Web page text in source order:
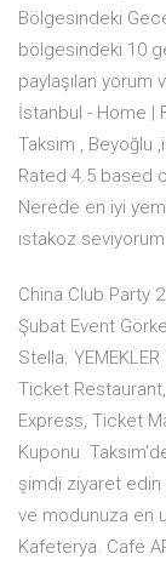
Bölgesindeki
bölgesindeki 10
paylaşılan yorum
İstanbul - Home
Taksim , Beyoğlu
Rated 4.5 based
Nerede en iyi
ıstakoz
China Club Party
Şubat Event
Stella.
Ticket
Express, Ticket
Kuponu
şimdi ziyaret edin
ve modunuza en
Kafeterya. Cafe